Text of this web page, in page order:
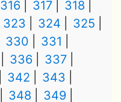
316 317
318
323 324
325
330
331
336
337
342
343
348
349